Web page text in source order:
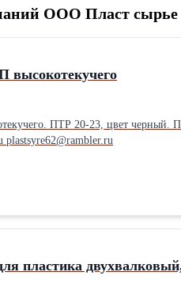
ООО Пласт сырье
высокотекучего
20-23, цвет черный. Постоянные объемы
zlyden62@rambler.ru plastsyre.ru plastsyre62@rambler.ru
пластика